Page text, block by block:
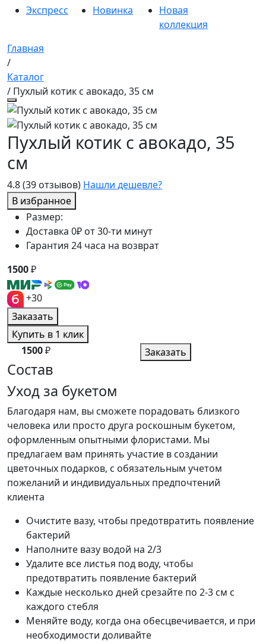
Экспресс
Новинка
Новая
коллекция
Главная
/
Каталог
/ Пухлый котик с авокадо, 35 см
4.8(39 отзывов) Нашли дешевле?
В избранное
Пухлый котик с авокадо, 35
см
Размер:
Доставка 0₽ от 30-ти минут
Гарантия 24 часа на возврат
1500₽
+30
Заказать
Купить в 1 клик
1500₽ Заказать
Состав
Уход за букетом
Благодаря нам, вы сможете порадовать близкого
человека или просто друга роскошным букетом,
оформленным опытными флористами. Мы
предлагаем вам принять участие в создании
цветочных подарков, с обязательным учетом
пожеланий и индивидуальных предпочтений
клиента
Очистите вазу, чтобы предотвратить появление
бактерий
Наполните вазу водой на 2/3
Удалите все листья под воду, чтобы
предотвратить появление бактерий
Каждые несколько дней срезайте по 2-3 см с
каждого стебля
Меняйте воду, когда она обесцвечивается, и при
необходимости доливайте